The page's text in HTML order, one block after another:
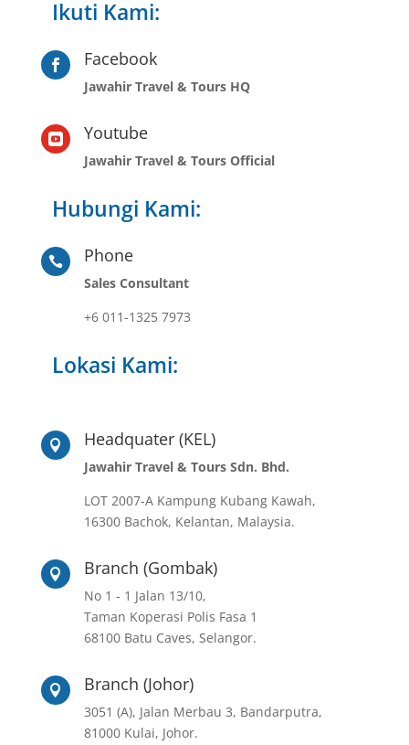
Ikuti Kami:
 Facebook
Jawahir Travel & Tours HQ
 Youtube
Jawahir Travel & Tours Official
Hubungi Kami:
 Phone
Sales Consultant
+6 011-1325 7973
Lokasi Kami:
 Headquater (KEL)
Jawahir Travel & Tours Sdn. Bhd.
LOT 2007-A Kampung Kubang Kawah,
16300 Bachok, Kelantan, Malaysia.
 Branch (Gombak)
No 1 - 1 Jalan 13/10,
Taman Koperasi Polis Fasa 1
68100 Batu Caves, Selangor.
 Branch (Johor)
3051 (A), Jalan Merbau 3, Bandarputra,
81000 Kulai, Johor.